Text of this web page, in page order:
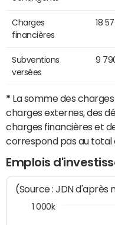
Charges
financières
18
Subventions
versées
9
* La somme des
charges externes, des
charges financières et
correspond pas au total
Emplois
(Source : JDN d'après
1 000k